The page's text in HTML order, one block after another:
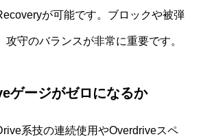
が可能です。ブロックや被弾
攻守のバランスが非常に重要です。
ゲージがゼロになるか
系技の連続使用やOverdriveスペ